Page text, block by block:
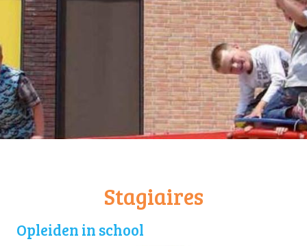
Stagiaires
Opleiden in school